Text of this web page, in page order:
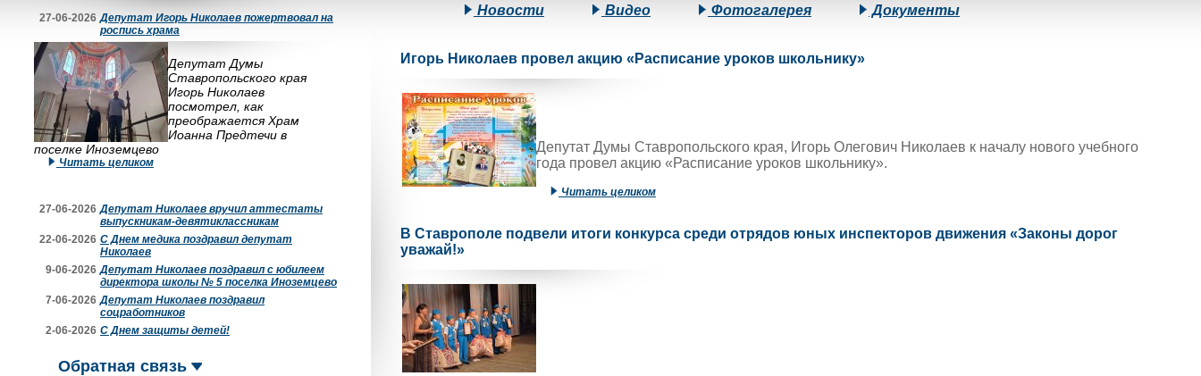
27-06-2026 Депутат Игорь Николаев пожертвовал на
роспись храма
Депутат Думы
Ставропольского края
Игорь Николаев
посмотрел, как
преображается Храм
Иоанна Предтечи в
поселке Иноземцево
Читать целиком
27-06-2026 Депутат Николаев вручил аттестаты
выпускникам-девятиклассникам
22-06-2026 С Днем медика поздравил депутат
Николаев
9-06-2026 Депутат Николаев поздравил с юбилеем
директора школы № 5 поселка Иноземцево
7-06-2026 Депутат Николаев поздравил
соцработников
2-06-2026 С Днем защиты детей!
Обратная связь
Новости Видео Фотогалерея Документы
Игорь Николаев провел акцию «Расписание уроков школьнику»
Депутат Думы Ставропольского края, Игорь Олегович Николаев к началу нового учебного
года провел акцию «Расписание уроков школьнику».
Читать целиком
В Ставрополе подвели итоги конкурса среди отрядов юных инспекторов движения «Законы дорог
уважай!»